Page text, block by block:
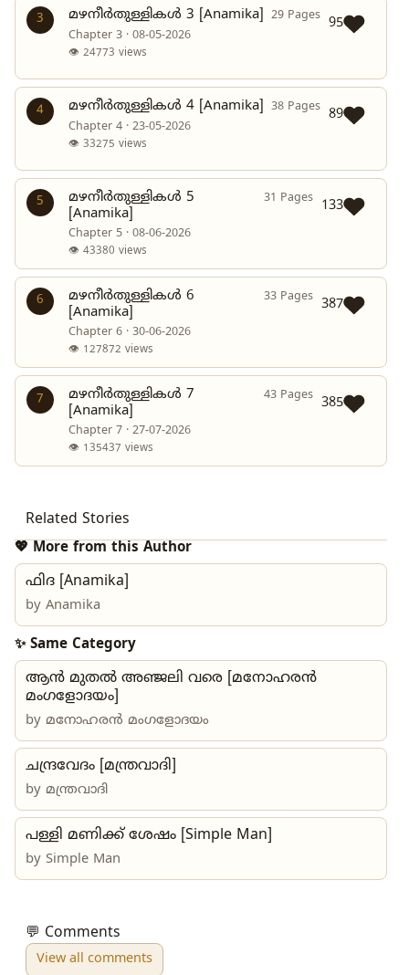
3 മഴനീർതുള്ളികൾ 3 [Anamika]
29 Pages
Chapter 3 · 08-05-2026
👁 24773 views
95
4 മഴനീർതുള്ളികൾ 4 [Anamika]
38 Pages
Chapter 4 · 23-05-2026
👁 33275 views
89
5
മഴനീർതുള്ളികൾ 5
[Anamika]
31 Pages
Chapter 5 · 08-06-2026
👁 43380 views
133
6
മഴനീർതുള്ളികൾ 6
[Anamika]
33 Pages
Chapter 6 · 30-06-2026
👁 127872 views
387
7
മഴനീർതുള്ളികൾ 7
[Anamika]
43 Pages
Chapter 7 · 27-07-2026
👁 135437 views
385
Related Stories
💖 More from this Author
ഫിദ [Anamika]
by Anamika
✨ Same Category
ആൻ മുതൽ അഞ്ജലി വരെ [മനോഹരൻ
മംഗളോദയം]
by മനോഹരൻ മംഗളോദയം
ചന്ദ്രവേദം [മന്ത്രവാദി]
by മന്ത്രവാദി
പള്ളി മണിക്ക് ശേഷം [Simple Man]
by Simple Man
💬 Comments
View all comments